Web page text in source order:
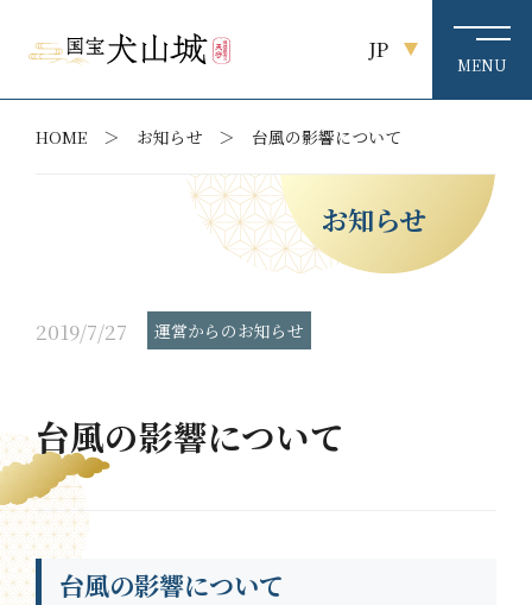
JP
HOME お知らせ 台風の影響について
お知らせ
2019/7/27 運営からのお知らせ
台風の影響について
台風の影響について